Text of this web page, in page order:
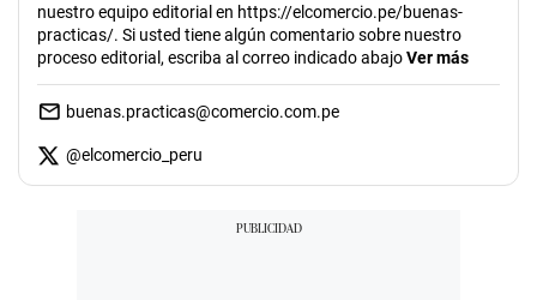
nuestro equipo editorial en https://elcomercio.pe/buenas-
practicas/. Si usted tiene algún comentario sobre nuestro
proceso editorial, escriba al correo indicado abajoVer más
buenas.practicas@comercio.com.pe
@elcomercio_peru